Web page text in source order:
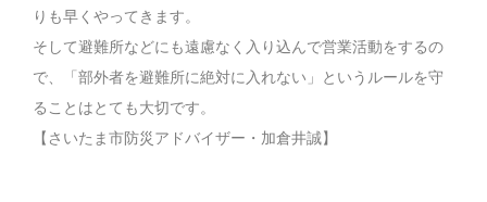
りも早くやってきます。
そして避難所などにも遠慮なく入り込んで営業活動をするの
で、「部外者を避難所に絶対に入れない」というルールを守
ることはとても大切です。
【さいたま市防災アドバイザー・加倉井誠】